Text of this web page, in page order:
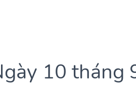
10 tháng